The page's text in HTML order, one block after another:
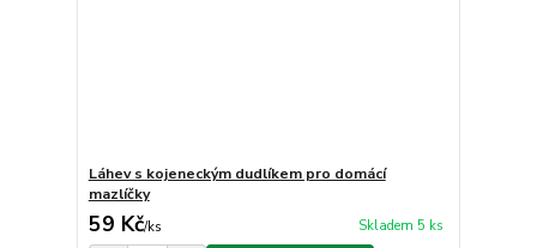
Láhev s kojeneckým dudlíkem pro domácí
mazlíčky
59 Kč/ks Skladem 5 ks